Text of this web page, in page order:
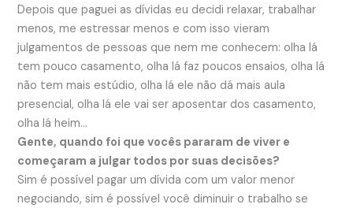
Depois que paguei as dívidas eu decidi relaxar, trabalhar
menos, me estressar menos e com isso vieram
julgamentos de pessoas que nem me conhecem: olha lá
tem pouco casamento, olha lá faz poucos ensaios, olha lá
não tem mais estúdio, olha lá ele não dá mais aula
presencial, olha lá ele vai ser aposentar dos casamento,
olha lá heim…
Gente, quando foi que vocês pararam de viver e
começaram a julgar todos por suas decisões?
Sim é possível pagar um dívida com um valor menor
negociando, sim é possível você diminuir o trabalho se